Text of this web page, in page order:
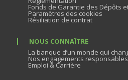
Fonds de Garantie des Dépôts
Paramètres des cookies
Résiliation de contrat
NOUS CONNAÎTRE
La banque d’un monde qui
Nos engagements responsables
Emploi & Carrière